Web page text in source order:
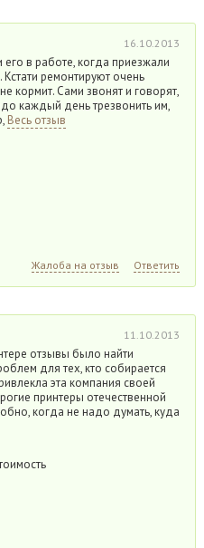
16.10.2013
в работе, когда приезжали
ремонтируют очень
кормит. Сами звонят и говорят,
каждый день трезвонить им,
Весь отзыв
Жалоба на отзыв Ответить
11.10.2013
отзывы было найти
для тех, кто собирается
эта компания своей
принтеры отечественной
когда не надо думать, куда